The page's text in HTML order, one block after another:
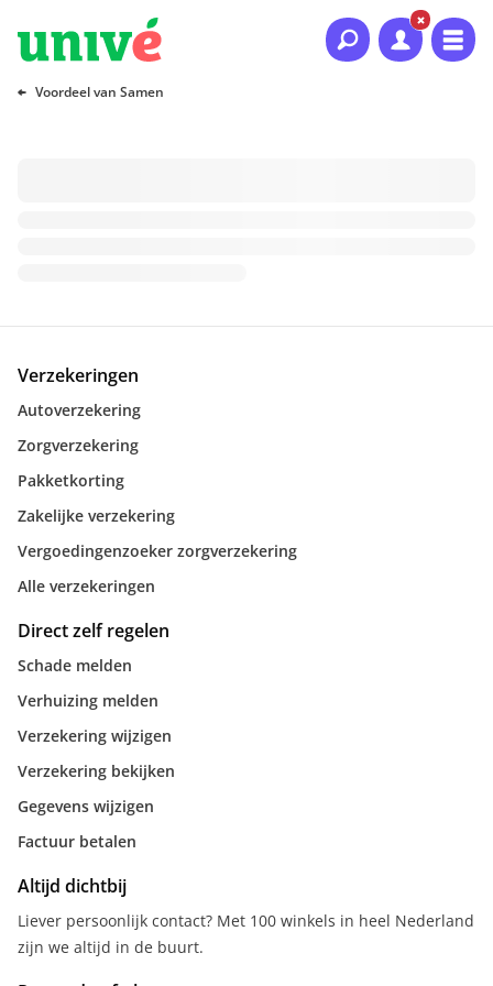
Naar hoofdinhoud
Naar hoofdnavigatie
Naar footer
Voordeel van Samen
Verzekeringen
Autoverzekering
Zorgverzekering
Pakketkorting
Zakelijke verzekering
Vergoedingenzoeker zorgverzekering
Alle verzekeringen
Direct zelf regelen
Schade melden
Verhuizing melden
Verzekering wijzigen
Verzekering bekijken
Gegevens wijzigen
Factuur betalen
Altijd dichtbij
Liever persoonlijk contact? Met 100 winkels in heel Nederland
zijn we altijd in de buurt.